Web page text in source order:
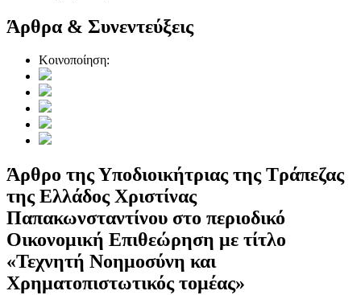
Άρθρα & Συνεντεύξεις
Κοινοποίηση:
Άρθρο της Υποδιοικήτριας της Τράπεζας
της Ελλάδος Χριστίνας
Παπακωνσταντίνου στο περιοδικό
Οικονομική Επιθεώρηση με τίτλο
«Τεχνητή Νοημοσύνη και
Χρηματοπιστωτικός τομέας»